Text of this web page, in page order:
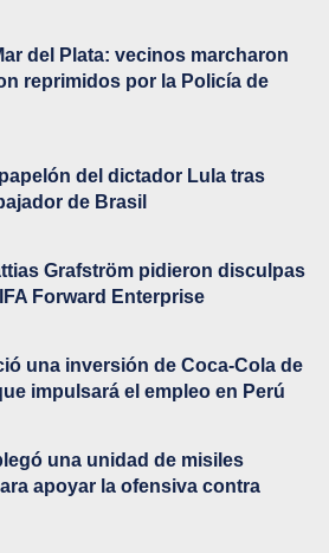
del Plata: vecinos marcharon
reprimidos por la Policía de
del dictador Lula tras
de Brasil
Grafström pidieron disculpas
Forward Enterprise
una inversión de Coca-Cola de
impulsará el empleo en Perú
una unidad de misiles
apoyar la ofensiva contra